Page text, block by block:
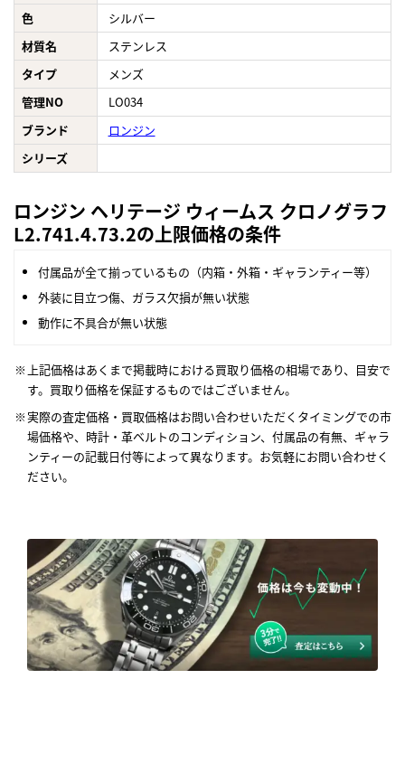
色
シルバー
材質名
ステンレス
タイプ
メンズ
管理NO
LO034
ブランド
ロンジン
シリーズ
ロンジン ヘリテージ ウィームス クロノグラフ
L2.741.4.73.2の上限価格の条件
付属品が全て揃っているもの（内箱・外箱・ギャランティー等）
外装に目立つ傷、ガラス欠損が無い状態
動作に不具合が無い状態
上記価格はあくまで掲載時における買取り価格の相場であり、目安で
す。買取り価格を保証するものではございません。
実際の査定価格・買取価格はお問い合わせいただくタイミングでの市
場価格や、時計・革ベルトのコンディション、付属品の有無、ギャラ
ンティーの記載日付等によって異なります。お気軽にお問い合わせく
ださい。